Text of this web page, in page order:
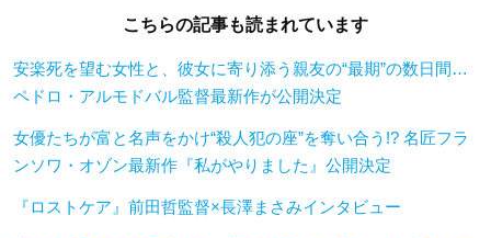
こちらの記事も読まれています
安楽死を望む女性と、彼女に寄り添う親友の“最期”の数日間…
ペドロ・アルモドバル監督最新作が公開決定
女優たちが富と名声をかけ“殺人犯の座”を奪い合う!? 名匠フラ
ンソワ・オゾン最新作『私がやりました』公開決定
『ロストケア』前田哲監督×長澤まさみインタビュー